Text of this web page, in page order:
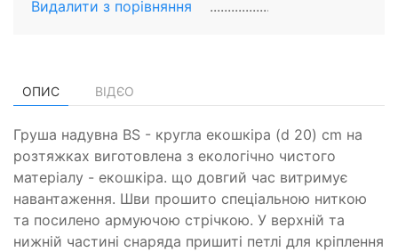
Видалити з порiвняння
ОПИС ВІДЄО
Груша надувна BS - кругла екошкіра (d 20) cm на
розтяжках виготовлена з екологічно чистого
матеріалу - екошкіра. що довгий час витримує
навантаження. Шви прошито спеціальною ниткою
та посилено армуючою стрічкою. У верхній та
нижній частині снаряда пришиті петлі для кріплення